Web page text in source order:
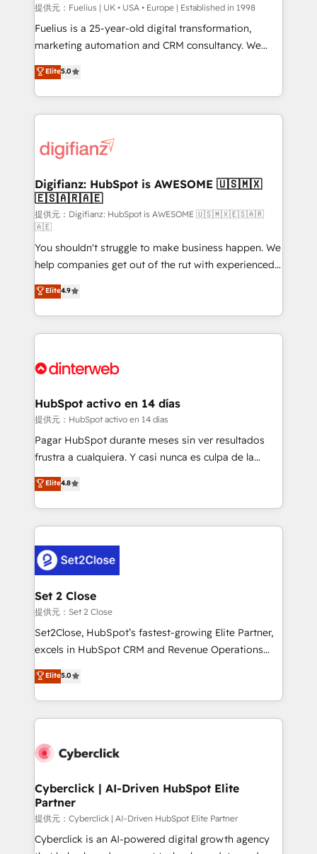
can support public sector companies as well the
other ones listed in our profile. Our services: -
HubSpot implementation - HubSpot CMS website
is there for you to: - Grow revenue, and run your
business more efficiently - Build stronger
more people - Get the most out of your HubSpot
investment
提供元：Fuelius | UK • USA • Europe | Established in 1998
Fuelius is a 25-year-old digital transformation,
marketing automation and CRM consultancy. We
enable mid-market and enterprise clients to
maximise their return from digital and fuel their
growth. We modernise platforms, streamline
operations that are causing inefficiencies, improve
supercharge revenue operations Key services: • CRM
Transformation / Web Development • RevOps &
Sales Consulting • Marketing Automation What
makes us different? 🚀 Top 0.5% of global HubSpot
agencies ⚙️ The strongest technical ability and
integration capabilities 💼 Consultative, long-term
partners who will embed ourselves into your
business, processes and systems 🏢 We specialise in
working with mid-market and enterprise
organisations, global organisations and those with
complex use cases 🏆 CRM Implementation,
Onboarding Accredited 🔐 ISO27001 & ISO9001
Elite5.0
Digifianz: HubSpot is AWESOME 🇺🇸🇲🇽
🇪🇸🇦🇷🇦🇪
提供元：Digifianz: HubSpot is AWESOME 🇺🇸🇲🇽🇪🇸🇦🇷
🇦🇪
You shouldn't struggle to make business happen. We
help companies get out of the rut with experienced,
process-oriented teams implementing HubSpot
Marketing, Sales, Service, CMS and Operations Hub,
so selling and actually engaging with your customers
feels easy and pain-free. We are a top ranked
and Customer First Awards, 4.9/5 rating in HubSpot
helps the following industries: logistics & 3PL, home
improvement & construction, branding and
commercialization, real estate, health, education,
SaaS, Software Dev & IT and consulting, make the
the United States, EU, UAE, Mexico and Latin
America. From casual user to super fan: make
Elite4.9
HubSpot activo en 14 días
提供元：HubSpot activo en 14 días
Pagar HubSpot durante meses sin ver resultados
frustra a cualquiera. Y casi nunca es culpa de la
herramienta: es del enfoque con el que se
implementó. Trabajamos con un catálogo de +80
casos de uso: cada uno resuelve un problema
concreto de tu operación en HubSpot. La entrega
en paralelo cuando tiene sentido, y siempre
confirmamos resultados antes de seguir avanzando.
Empiezas a ver resultados antes de que termine el
mes. 🏆 HubSpot Partner of the Year 2022, máximo
reconocimiento del ecosistema. Elite Solutions
Partner, el nivel más alto. +700 clientes
Hospital ABC, Hogares Unión, Yves Rocher,
MacStore, Café Britt, Bella Piel, confiaron en
respuestas para empezar. Te ayudamos a identificar
el primer caso de uso que más impacto te dará.
días.
Elite4.8
Set 2 Close
提供元：Set 2 Close
Set2Close, HubSpot’s fastest-growing Elite Partner,
excels in HubSpot CRM and Revenue Operations
(RevOps) services to boost B2B sales and growth.
As a top HubSpot Elite Partner, we specialize in
custom HubSpot CRM solutions. Our experts design,
implement, and optimize systems to enhance user
marketing, and service teams. From setup to
management, and speed up deal closures. With 500+
projects completed, our Agile approach ensures your
HubSpot CRM drives measurable results. Our
RevOps services align your sales, marketing, and
Elite5.0
Cyberclick | AI-Driven HubSpot Elite
Partner
提供元：Cyberclick | AI-Driven HubSpot Elite Partner
Cyberclick is an AI-powered digital growth agency